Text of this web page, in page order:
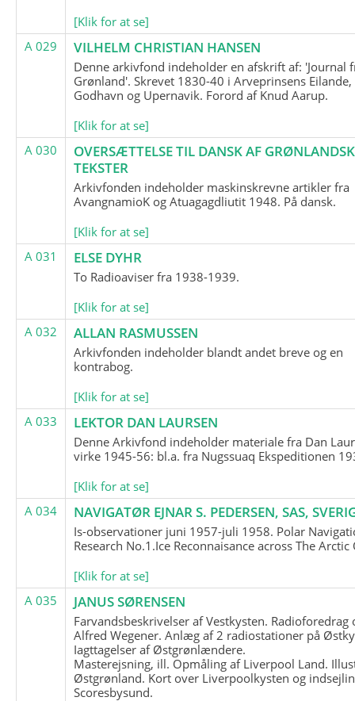
[Klik for at se]
A 029
VILHELM CHRISTIAN HANSEN
Denne arkivfond indeholder en afskrift af: 'Journal
Grønland'. Skrevet 1830-40 i Arveprinsens Eilande,
Godhavn og Upernavik. Forord af Knud Aarup.
[Klik for at se]
A 030
OVERSÆTTELSE TIL DANSK AF
TEKSTER
Arkivfonden indeholder maskinskrevne artikler fra
AvangnamioK og Atuagagdliutit 1948. På dansk.
[Klik for at se]
A 031
ELSE DYHR
To Radioaviser fra 1938-1939.
[Klik for at se]
A 032
ALLAN RASMUSSEN
Arkivfonden indeholder blandt andet breve og en
kontrabog.
[Klik for at se]
A 033
LEKTOR DAN LAURSEN
Denne Arkivfond indeholder materiale fra Dan
virke 1945-56: bl.a. fra Nugssuaq Ekspeditionen
[Klik for at se]
A 034
NAVIGATØR EJNAR S. PEDERSEN, SAS,
Is-observationer juni 1957-juli 1958. Polar
Research No.1.Ice Reconnaisance across The Arctic
[Klik for at se]
A 035
JANUS SØRENSEN
Farvandsbeskrivelser af Vestkysten. Radioforedrag
Alfred Wegener. Anlæg af 2 radiostationer på
Iagttagelser af Østgrønlændere.
Masterejsning, ill. Opmåling af Liverpool Land.
Østgrønland. Kort over Liverpoolkysten og
Scoresbysund.